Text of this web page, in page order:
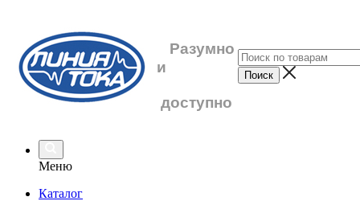
Разумно
и
доступно
Меню
Каталог